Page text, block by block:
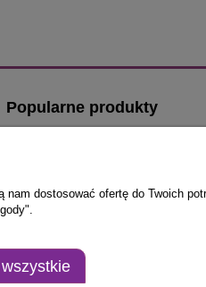
Popularne produkty
Klamki ze stali nierdzewnej
Klamki do drzwi zewnętrznych
zewnętrznych
nam dostosować ofertę do Twoich